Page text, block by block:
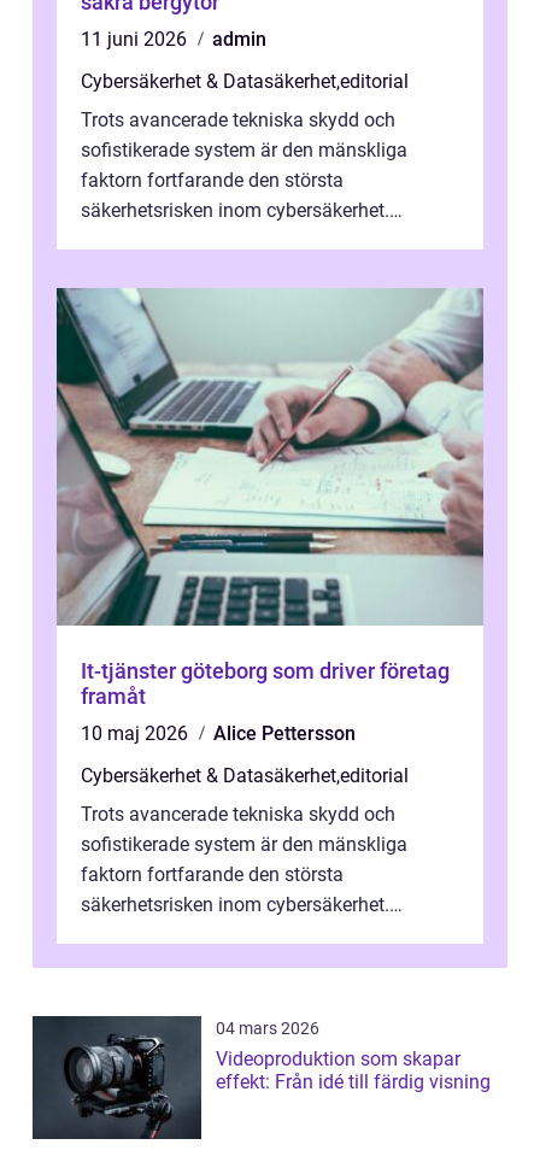
11 juni 2026
admin
Cybersäkerhet & Datasäkerhet,editorial
Trots avancerade tekniska skydd och
sofistikerade system är den mänskliga
faktorn fortfarande den största
säkerhetsrisken inom cybersäkerhet.
It-tjänster göteborg som driver företag
framåt
10 maj 2026
Alice Pettersson
Cybersäkerhet & Datasäkerhet,editorial
Trots avancerade tekniska skydd och
sofistikerade system är den mänskliga
faktorn fortfarande den största
säkerhetsrisken inom cybersäkerhet.
04 mars 2026
Videoproduktion som skapar
effekt: Från idé till färdig visning